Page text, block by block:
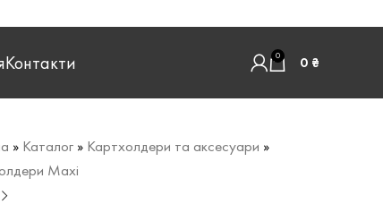
Контакти 0 0 ₴
» Каталог» Картхолдери та аксесуари »
Maxi